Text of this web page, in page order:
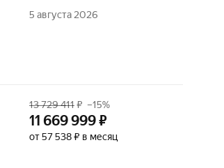
5 августа 2026
13 729 411₽ –15%
11 669 999₽
от 57 538 ₽ в месяц